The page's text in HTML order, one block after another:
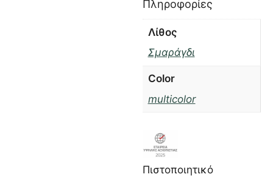
Πληροφορίες
Λίθος
Σμαράγδι
Color
multicolor
Πιστοποιητικό